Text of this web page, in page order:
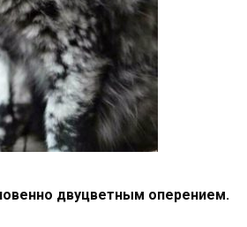
двуцветным оперением.